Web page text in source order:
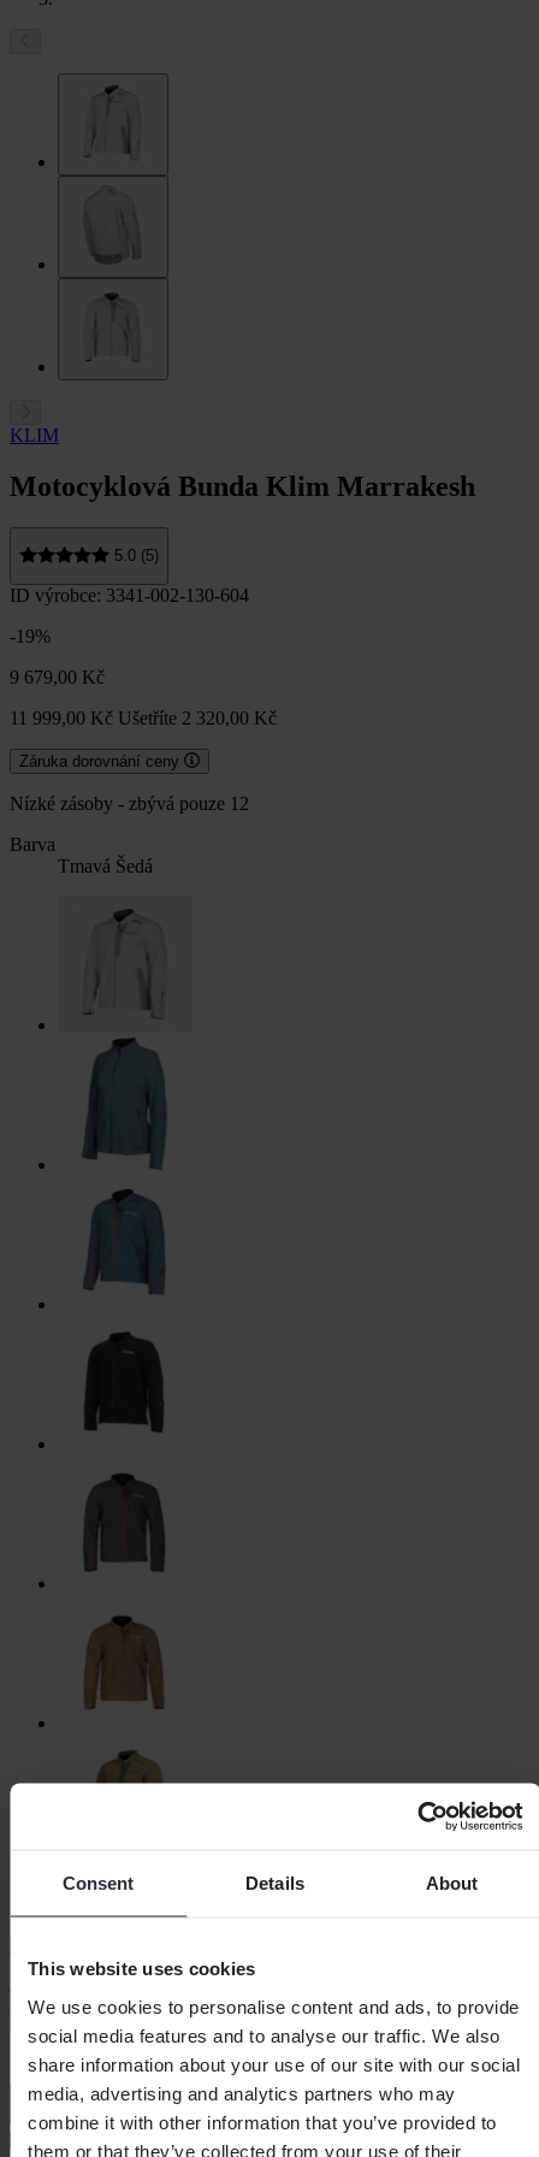
Consent Details About
This website uses cookies
We use cookies to personalise content and ads, to provide
social media features and to analyse our traffic. We also
share information about your use of our site with our social
media, advertising and analytics partners who may
combine it with other information that you’ve provided to
them or that they’ve collected from your use of their
KLIM
Motocyklová Bunda Klim Marrakesh
5.0 (5)
ID výrobce: 3341-002-130-604
-19%
9 679,00 Kč
11 999,00 Kč Ušetříte 2 320,00 Kč
Záruka dorovnání ceny
Nízké zásoby - zbývá pouze 12
Barva
Tmavá Šedá
Nízký stav zásob M Nízký stav zásob
XL Nízký stav zásob Nízký stav zásob 3XL
Nízký stav zásob